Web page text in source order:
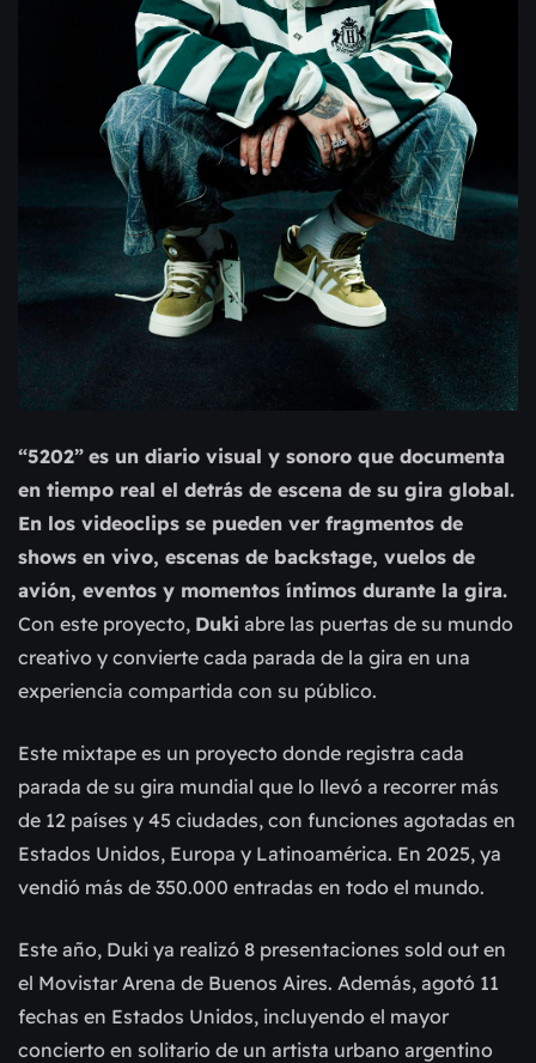
“5202” es un diario visual y sonoro que documenta
en tiempo real el detrás de escena de su gira global.
En los videoclips se pueden ver fragmentos de
shows en vivo, escenas de backstage, vuelos de
avión, eventos y momentos íntimos durante la gira.
Con este proyecto, Duki abre las puertas de su mundo
creativo y convierte cada parada de la gira en una
experiencia compartida con su público.
Este mixtape es un proyecto donde registra cada
parada de su gira mundial que lo llevó a recorrer más
de 12 países y 45 ciudades, con funciones agotadas en
Estados Unidos, Europa y Latinoamérica. En 2025, ya
vendió más de 350.000 entradas en todo el mundo.
Este año, Duki ya realizó 8 presentaciones sold out en
el Movistar Arena de Buenos Aires. Además, agotó 11
fechas en Estados Unidos, incluyendo el mayor
concierto en solitario de un artista urbano argentino